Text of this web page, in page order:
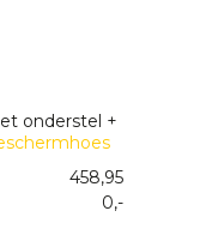
onderstel +
458,95
0,-